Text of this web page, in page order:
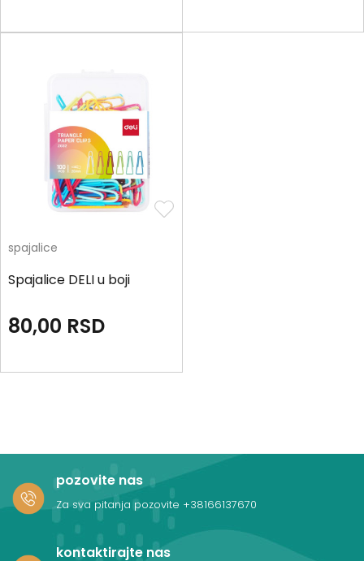
spajalice
Spajalice DELI u boji
80,00 RSD
pozovite nas
Za sva pitanja pozovite +38166137670
kontaktirajte nas